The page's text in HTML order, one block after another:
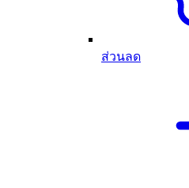
ส่วนลด